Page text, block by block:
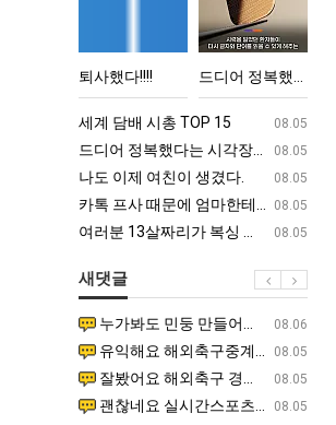
퇴사했다!!!!
어
했
다
는
시
각
드디어 정복했다는 시각장애 근황
08.05
세계 담배 시총 TOP 15
08.05
드디어 정복했다는 시각장애 근황
08.05
나도 이제 여친이 생겼다.
08.05
카톡 프사 때문에 엄마한테 혼남;;
08.05
여러분 13살짜리가 복싱 좀 배웠다고 깝치는데 어떻게 할까요?
새댓글
08.06
누가봐도 민둥 만들어서 탈북하는것들이나 뭔가 쳐들어오는 낌새를 미리 알아차리기 위함이지 저걸 전쟁준비라고 하…
08.05
유익해요 해외축구중계 링크 찾기 쉬워서 자주 와요. 참고로 무료스포츠중계 정보 확인할 때 출처 꼭 체크해요.…
08.05
잘봤어요 해외축구 경기 일정 한눈에 보기 좋아요. 덕분에 epl중계 볼 때 공식 중계 채널 먼저 찾아봐요. …
08.05
괜찮네요 실시간스포츠 정보 확인하기 좋아요. 그래도 epl중계 볼 때 공식 중계 채널 먼저 찾아봐요. 북마크…